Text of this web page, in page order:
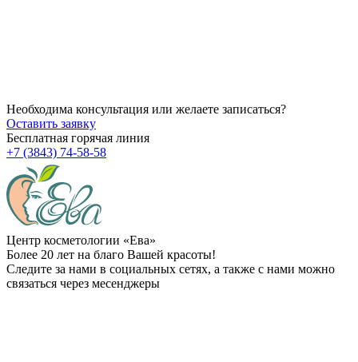
Необходима консультация или желаете записаться?
Оставить заявку
Бесплатная горячая линия
+7 (3843) 74-58-58
Центр косметологии «Ева»
Более 20 лет на благо Вашей красоты!
Следите за нами в социальных сетях, а также с нами можно
связаться через месенджеры